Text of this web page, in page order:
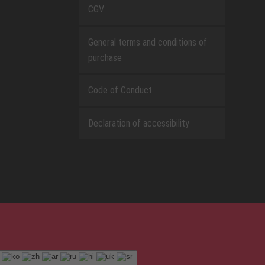
CGV
General terms and conditions of
purchase
Code of Conduct
Declaration of accessibility